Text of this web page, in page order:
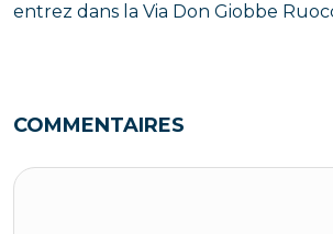
entrez dans la Via Don Giobbe
COMMENTAIRES